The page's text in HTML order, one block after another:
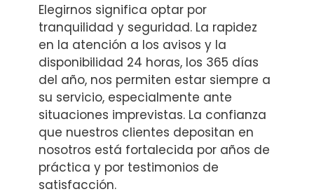
Elegirnos significa optar por
tranquilidad y seguridad. La rapidez
en la atención a los avisos y la
disponibilidad 24 horas, los 365 días
del año, nos permiten estar siempre a
su servicio, especialmente ante
situaciones imprevistas. La confianza
que nuestros clientes depositan en
nosotros está fortalecida por años de
práctica y por testimonios de
satisfacción.